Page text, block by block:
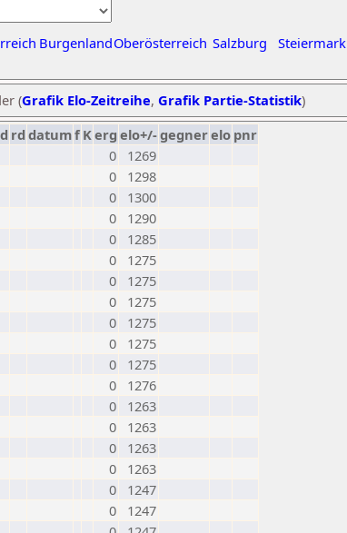
BurgenlandOberösterreich Salzburg Steiermark
(Grafik Elo-Zeitreihe, Grafik Partie-Statistik)
rd datumf Kerg elo+/-gegnerelo pnr
0
1269
0
1298
0
1300
0
1290
0
1285
0
1275
0
1275
0
1275
0
1275
0
1275
0
1275
0
1276
0
1263
0
1263
0
1263
0
1263
0
1247
0
1247